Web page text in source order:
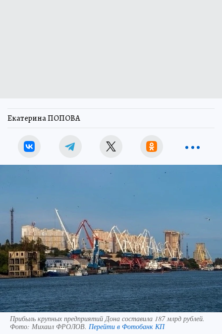
Екатерина ПОПОВА
Прибыль крупных предприятий Дона составила 187 млрд рублей.
Фото: Михаил ФРОЛОВ. Перейти в Фотобанк КП